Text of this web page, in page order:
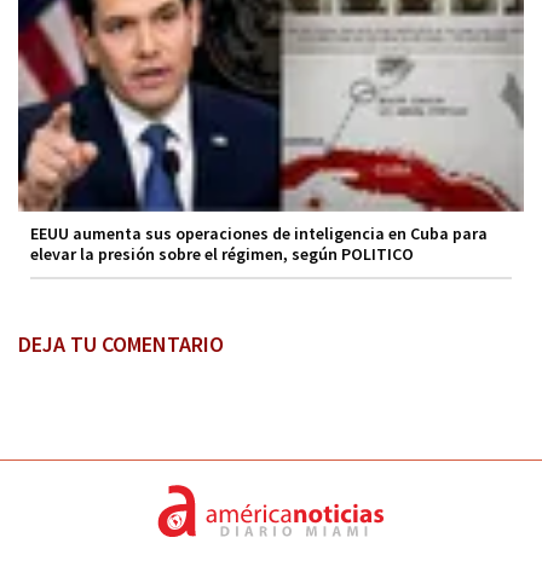
EEUU aumenta sus operaciones de inteligencia en Cuba para
elevar la presión sobre el régimen, según POLITICO
DEJA TU COMENTARIO